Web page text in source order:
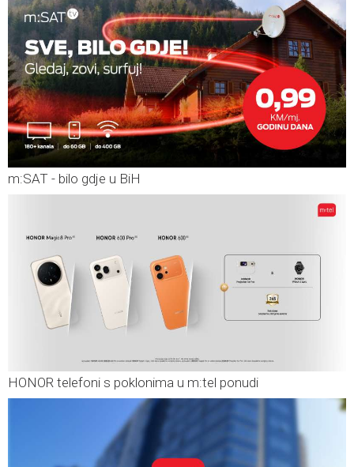
m:SAT - bilo gdje u BiH
HONOR telefoni s poklonima u m:tel ponudi